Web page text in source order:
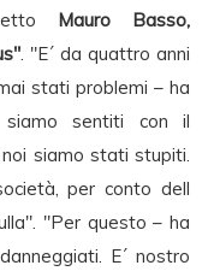
Mauro Basso,
. "E´ da quattro anni
stati problemi – ha
sentiti con il
siamo stati stupiti.
per conto dell
"Per questo – ha
E´ nostro